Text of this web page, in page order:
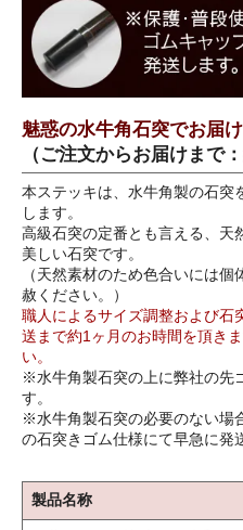
魅惑の水牛角石突でお届け
（ご注文からお届けまで
本ステッキは、水牛角製の石突
します。
高級石突の定番とも言える、天
美しい石突です。
（天然素材のため色合いには
赦ください。）
職人によるサイズ調整および石
送まで約1ヶ月のお時間を頂き
い。
※水牛角製石突の上に弊社の先
す。
※水牛角製石突の必要のない場
の石突きゴム仕様にて早急に発
製品名称